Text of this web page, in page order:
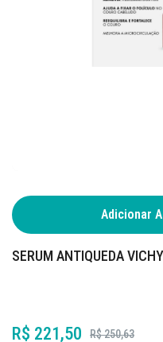
Adicionar
SERUM ANTIQUEDA
R$ 221,50
R$ 250,63